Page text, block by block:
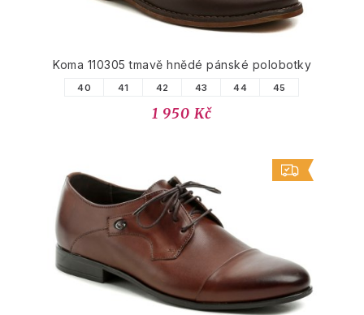
Koma 110305 tmavě hnědé pánské polobotky
40 41 42 43 44 45
1 950 Kč